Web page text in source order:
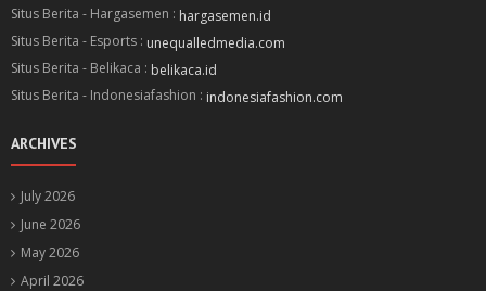
Situs Berita - Hargasemen : hargasemen.id
Situs Berita - Esports : unequalledmedia.com
Situs Berita - Belikaca : belikaca.id
Situs Berita - Indonesiafashion : indonesiafashion.com
ARCHIVES
July 2026
June 2026
May 2026
April 2026